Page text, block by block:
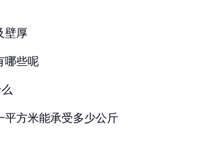
壁厚
哪些呢
平方米能承受多少公斤